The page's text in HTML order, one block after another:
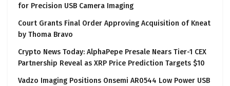
for Precision USB Camera Imaging
Court Grants Final Order Approving Acquisition of Kneat
by Thoma Bravo
Crypto News Today: AlphaPepe Presale Nears Tier-1 CEX
Partnership Reveal as XRP Price Prediction Targets $10
Vadzo Imaging Positions Onsemi AR0544 Low Power USB